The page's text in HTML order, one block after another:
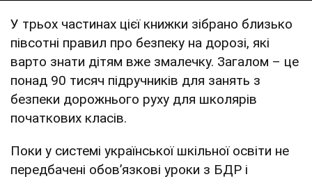
У трьох частинах цієї книжки зібрано близько
півсотні правил про безпеку на дорозі, які
варто знати дітям вже змалечку. Загалом – це
понад 90 тисяч підручників для занять з
безпеки дорожнього руху для школярів
початкових класів.
Поки у системі української шкільної освіти не
передбачені обов’язкові уроки з БДР і